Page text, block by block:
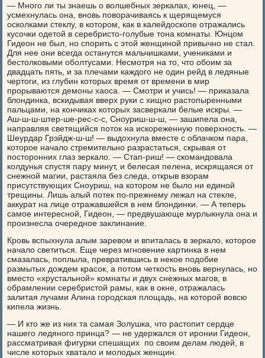
— Много ли ты знаешь о волшебных зеркалах, юнец, —
усмехнулась она, вновь поворачиваясь к щерящемуся
осколками стеклу, в котором, как в калейдоскопе отражались
кусочки одетой в серебристо-голубые тона комнаты. Юнцом
Гидеон не был, но спорить с этой женщиной привычно не стал.
Для нее они всегда останутся мальчишками, учениками и
бестолковыми оболтусами. Несмотря на то, что обоим за
двадцать пять, и за плечами каждого не один рейд в ледяные
чертоги, из глубин которых время от времени в мир
прорываются демоны хаоса. — Смотри и учись! — приказала
блондинка, вскидывая вверх руки с хищно растопыренными
пальцами, на кончиках которых засверкали белые искры. —
Аш-ш-ш-штер-ше-рес-с-с, Сноуриш-ш-ш, — зашипела она,
направляя светящийся поток на искореженную поверхность. —
Шеурдар Грэйдж-ш-ш! — выдохнула вместе с облачком пара,
которое начало стремительно разрастаться, скрывая от
посторонних глаз зеркало. — Стап-риш! — скомандовала
колдунья спустя пару минут, и белесая пелена, искрящаяся от
снежной магии, растаяла без следа, открыв взорам
присутствующих Сноуриш, на котором не было ни единой
трещины. Лишь алый потек по-прежнему лежал на стекле,
аккурат на лице отражавшейся в нем блондинки. — А теперь
самое интересной, Гидеон, — предвушающе мурлыкнула она и
произнесла очередное заклинание.
Кровь вспыхнула алым заревом и впиталась в зеркало, которое
начало светиться. Еще через мгновение картинка в нем
смазалась, поплыла, превратившись в некое подобие
размытых дождем красок, а потом четкость вновь вернулась, но
вместо «хрустальной» комнаты и двух снежных магов, в
обрамлении серебристой рамы, как в окне, отражалась
залитая лучами Алина городская площадь, на которой вовсю
кипела жизнь.
— И кто же из них та самая Золушка, что растопит сердце
нашего ледяного принца? — не удержался от иронии Гидеон,
рассматривая фигурки спешащих по своим делам людей, в
числе которых хватало и молодых женщин.